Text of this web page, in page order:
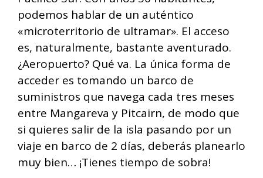
podemos hablar de un auténtico
«microterritorio de ultramar». El acceso
es, naturalmente, bastante aventurado.
¿Aeropuerto? Qué va. La única forma de
acceder es tomando un barco de
suministros que navega cada tres meses
entre Mangareva y Pitcairn, de modo que
si quieres salir de la isla pasando por un
viaje en barco de 2 días, deberás planearlo
muy bien… ¡Tienes tiempo de sobra!